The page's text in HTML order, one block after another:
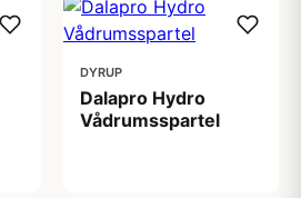
DYRUP
Dalapro Hydro
Vådrumsspartel